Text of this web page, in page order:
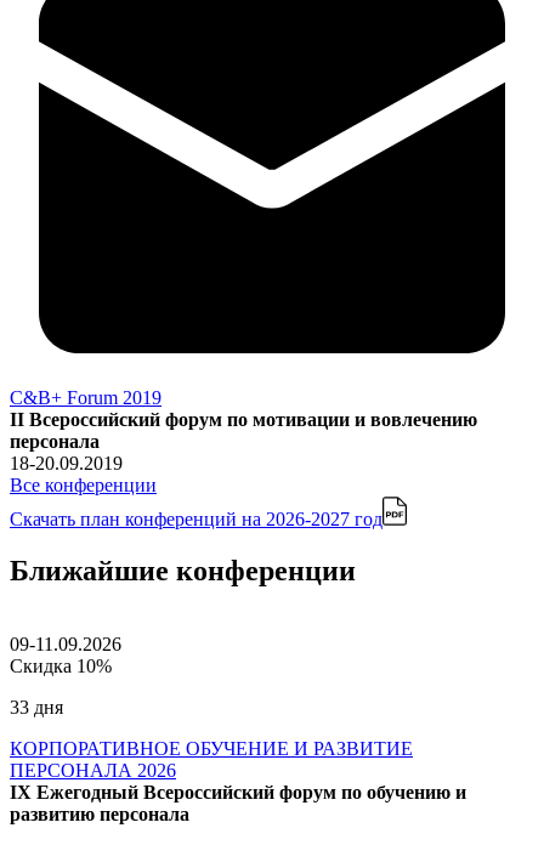
С&B+ Forum 2019
II Всероссийский форум по мотивации и вовлечению
персонала
18-20.09.2019
Все конференции
Скачать план конференций на 2026-2027 год
Ближайшие конференции
09-11.09.2026
Скидка 10%
33 дня
КОРПОРАТИВНОЕ ОБУЧЕНИЕ И РАЗВИТИЕ
ПЕРСОНАЛА 2026
IX Ежегодный Всероссийский форум по обучению и
развитию персонала